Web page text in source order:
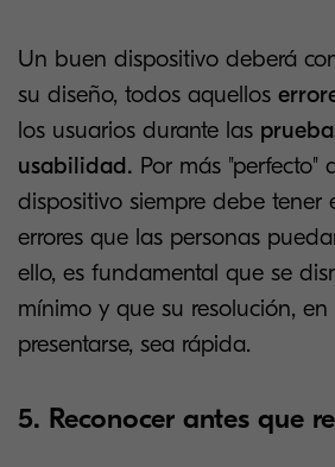
Un buen dispositivo deberá
su diseño, todos aquellos
los usuarios durante las
usabilidad. Por más "perfecto"
dispositivo siempre debe tener
errores que las personas
ello, es fundamental que se
mínimo y que su resolución, en
presentarse, sea rápida.
5. Reconocer antes que